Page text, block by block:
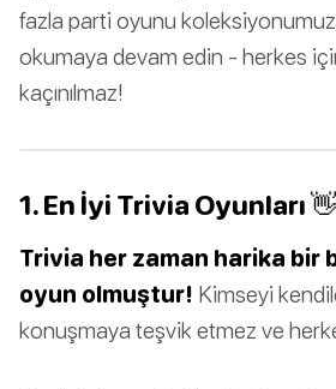
fazla parti oyunu
okumaya devam edin - herkes
kaçınılmaz!
1. En İyi Trivia Oyunları 👋
Trivia her zaman harika bir
oyun olmuştur! Kimseyi
konuşmaya teşvik etmez ve